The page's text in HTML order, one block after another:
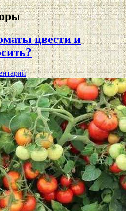
цвести и